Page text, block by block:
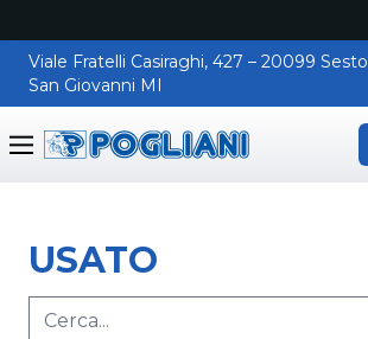
Viale Fratelli Casiraghi, 427 – 20099 Sesto
San Giovanni MI
USATO